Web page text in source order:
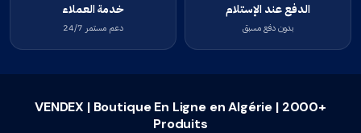
الدفع عند الإستلام
بدون دفع مسبق
خدمة العملاء
دعم مستمر 24/7
VENDEX | Boutique En Ligne en Algérie | 2000+
Produits